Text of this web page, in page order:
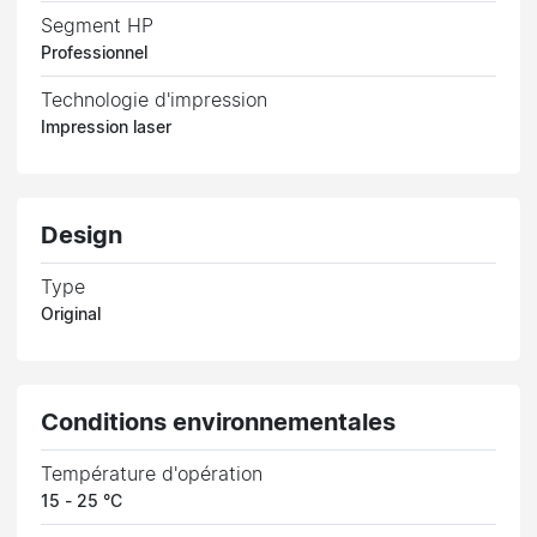
Segment HP
Professionnel
Technologie d'impression
Impression laser
Design
Type
Original
Conditions environnementales
Température d'opération
15 - 25 °C